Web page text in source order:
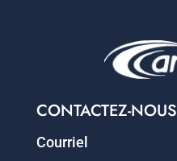
CONTACTEZ-NOUS
Courriel